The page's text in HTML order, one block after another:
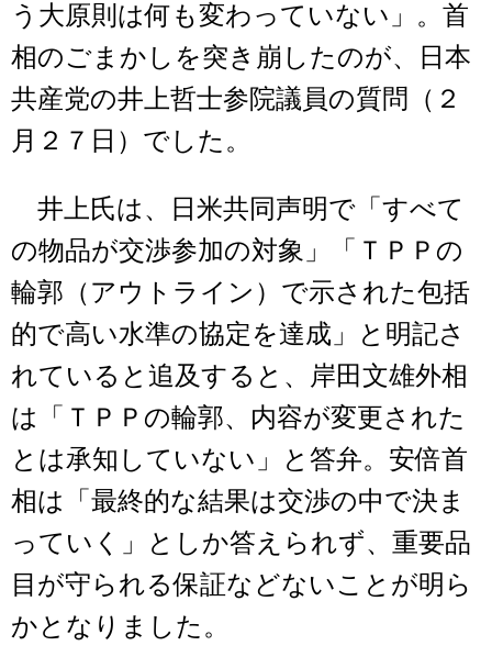
う大原則は何も変わっていない」。首
相のごまかしを突き崩したのが、日本
共産党の井上哲士参院議員の質問（２
月２７日）でした。
井上氏は、日米共同声明で「すべて
の物品が交渉参加の対象」「ＴＰＰの
輪郭（アウトライン）で示された包括
的で高い水準の協定を達成」と明記さ
れていると追及すると、岸田文雄外相
は「ＴＰＰの輪郭、内容が変更された
とは承知していない」と答弁。安倍首
相は「最終的な結果は交渉の中で決ま
っていく」としか答えられず、重要品
目が守られる保証などないことが明ら
かとなりました。